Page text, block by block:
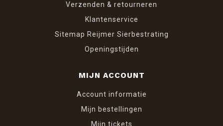
Verzenden & retourneren
Klantenservice
Sitemap Reijmer Sierbestrating
Openingstijden
MIJN ACCOUNT
Account informatie
Mijn bestellingen
Mijn tickets